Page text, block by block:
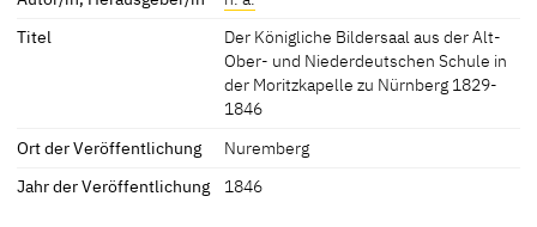
Titel
Der Königliche Bildersaal aus der Alt-
Ober- und Niederdeutschen Schule in
der Moritzkapelle zu Nürnberg 1829-
1846
Ort der Veröffentlichung
Nuremberg
Jahr der Veröffentlichung
1846